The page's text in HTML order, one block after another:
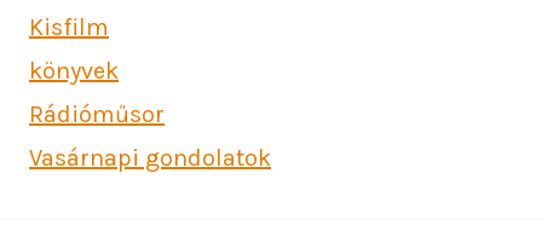
Kisfilm
könyvek
Rádióműsor
Vasárnapi gondolatok